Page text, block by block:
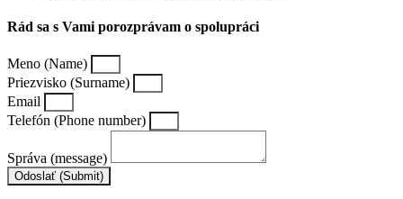
Rád sa s Vami porozprávam o spolupráci
Meno (Name)
Priezvisko (Surname)
Email
Telefón (Phone number)
Správa (message)
Odoslať (Submit)